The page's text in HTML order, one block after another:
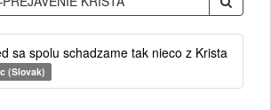
sa spolu schadzame tak nieco z Krista
(Slovak)